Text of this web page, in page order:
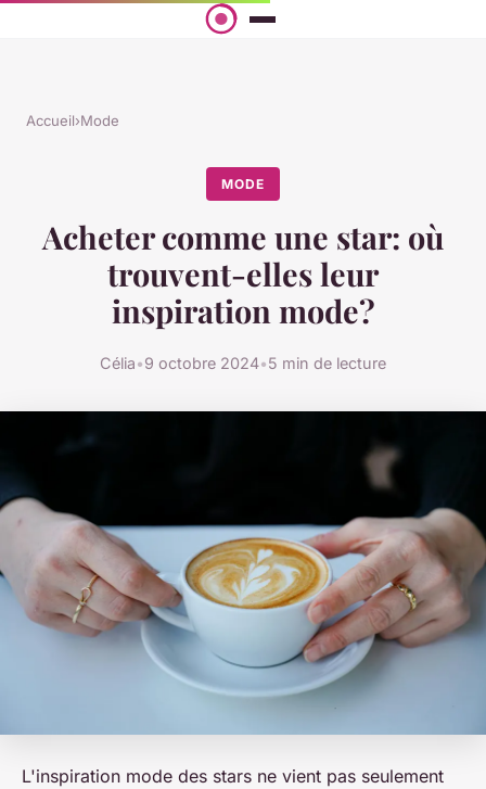
Accueil›Mode
MODE
Acheter comme une star: où
trouvent-elles leur
inspiration mode?
Célia•9 octobre 2024•5 min de lecture
L'inspiration mode des stars ne vient pas seulement